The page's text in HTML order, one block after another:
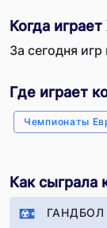
Когда
За сегодня игр
Где играет
Чемпионаты
Как сыграла